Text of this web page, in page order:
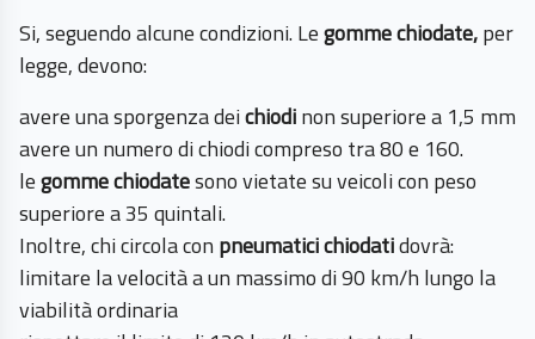
Si, seguendo alcune condizioni.Legomme chiodate,per
legge, devono:
avere una sporgenza deichiodinon superiore a 1,5 mm
avere un numero di chiodi compreso tra 80 e 160.
legomme chiodatesono vietate su veicoli con peso
superiore a 35 quintali.
Inoltre, chi circola con pneumatici chiodatidovrà:
limitare la velocità a un massimo di 90 km/h lungo la
viabilità ordinaria